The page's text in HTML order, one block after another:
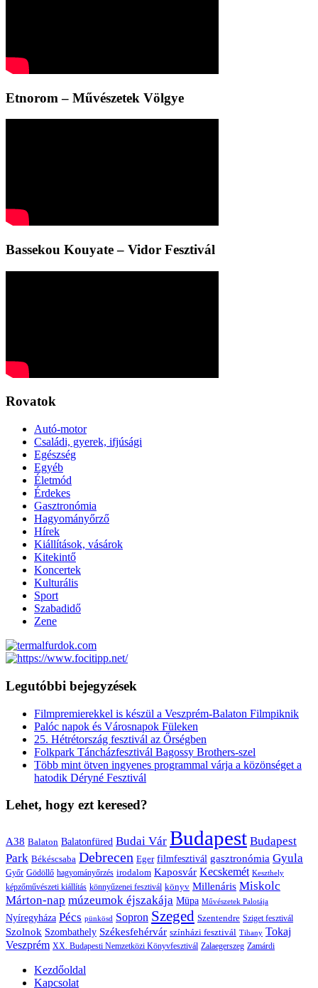
Etnorom – Művészetek Völgye
Bassekou Kouyate – Vidor Fesztivál
Rovatok
Autó-motor
Családi, gyerek, ifjúsági
Egészség
Egyéb
Életmód
Érdekes
Gasztronómia
Hagyományőrző
Hírek
Kiállítások, vásárok
Kitekintő
Koncertek
Kulturális
Sport
Szabadidő
Zene
Legutóbbi bejegyzések
Filmpremierekkel is készül a Veszprém-Balaton Filmpiknik
Palóc napok és Városnapok Füleken
25. Hétrétország fesztivál az Őrségben
Folkpark Táncházfesztivál Bagossy Brothers-szel
Több mint ötven ingyenes programmal várja a közönséget a
hatodik Déryné Fesztivál
Lehet, hogy ezt keresed?
A38 Balaton Balatonfüred Budai Vár Budapest Budapest
Park Békéscsaba Debrecen Eger filmfesztivál gasztronómia Gyula
Győr Gödöllő hagyományőrzés irodalom Kaposvár Kecskemét Keszthely
képzőművészeti kiállítás könnyűzenei fesztivál könyv Millenáris Miskolc
Márton-nap múzeumok éjszakája Müpa Művészetek Palotája
Nyíregyháza Pécs pünkösd Sopron Szeged Szentendre Sziget fesztivál
Szolnok Szombathely Székesfehérvár színházi fesztivál Tihany Tokaj
Veszprém XX. Budapesti Nemzetközi Könyvfesztivál Zalaegerszeg Zamárdi
Kezdőoldal
Kapcsolat